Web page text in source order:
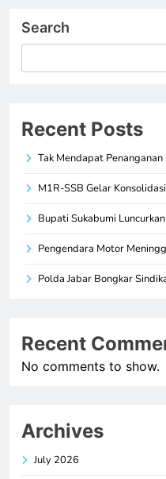
Search
Recent Posts
Tak Mendapat
M1R-SSB Gelar
Bupati Sukabumi
Pengendara Motor
Polda Jabar Bongkar
Recent
No comments to show.
Archives
July 2026